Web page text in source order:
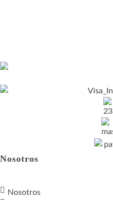
Nosotros
Nosotros